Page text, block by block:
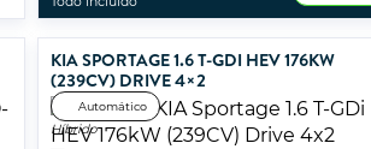
KIA SPORTAGE 1.6 T-GDI HEV 176KW
(239CV) DRIVE 4×2
Automático
Híbrido